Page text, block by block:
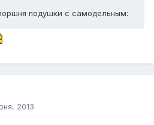
подушки с самодельным:
2013